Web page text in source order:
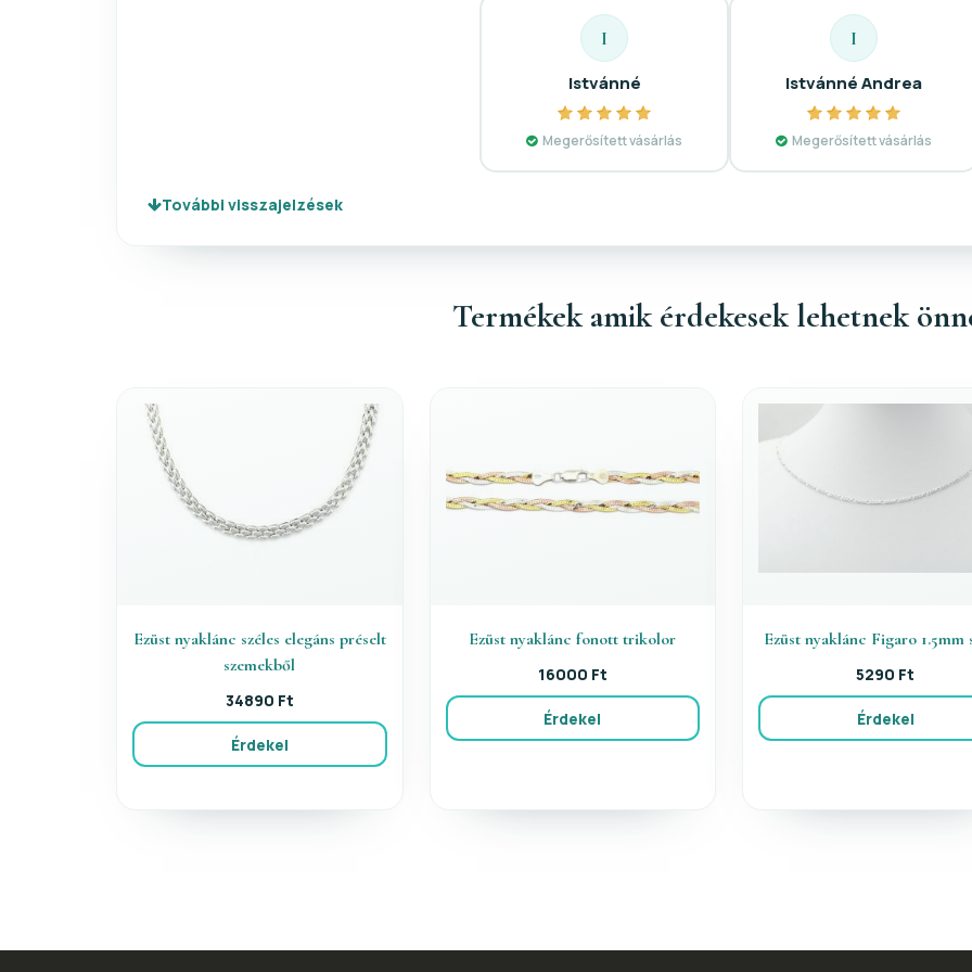
I
Istvánné
Megerősített vásárlás
I
Istvánné Andrea
Megerősített vásárlás
További visszajelzések
Termékek amik érdekesek lehetnek
Ezüst nyaklánc széles elegáns préselt
szemekből
34890 Ft
Érdekel
Ezüst nyaklánc fonott trikolor
16000 Ft
Érdekel
Ezüst nyaklánc Figaro 1.5mm
5290 Ft
Érdekel